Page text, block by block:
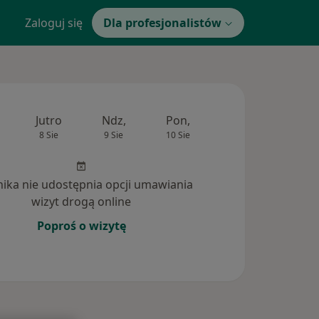
Zaloguj się Dla profesjonalistów
Jutro
8 Sie
Ndz,
9 Sie
Pon,
10 Sie
nie udostępnia opcji umawiania
wizyt drogą online
Poproś o wizytę